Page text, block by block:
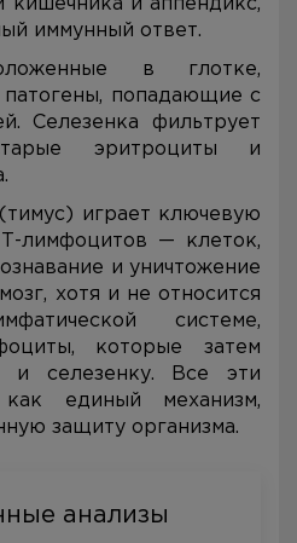
и аппендикс,
иммунный ответ.
в глотке,
попадающие с
Селезенка фильтрует
эритроциты и
играет ключевую
лимфоцитов — клеток,
и уничтожение
хотя и не относится
системе,
которые затем
и селезенку. Все эти
единый механизм,
защиту организма.
анализы